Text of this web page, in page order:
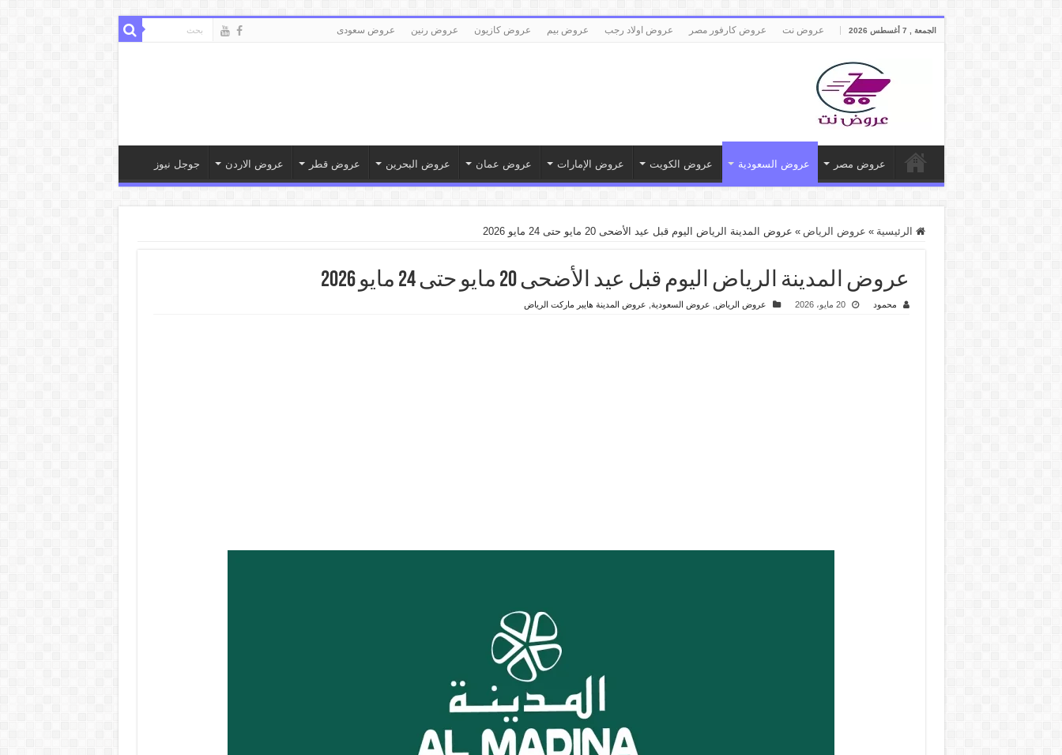
الجمعة , 7 أغسطس 2026 عروض نت عروض كارفور مصر عروض اولاد رجب عروض بيم عروض كازيون عروض رنين عروض سعودى
عروض مصر عروض السعودية عروض الكويت عروض الإمارات عروض عمان عروض البحرين عروض قطر عروض الاردن جوجل نيوز
الرئيسية » عروض الرياض » عروض المدينة الرياض اليوم قبل عيد الأضحى 20 مايو حتى 24 مايو 2026
عروض المدينة الرياض اليوم قبل عيد الأضحى 20 مايو حتى 24 مايو 2026
محمود 20 مايو، 2026 عروض الرياض عروض السعودية عروض المدينة هايبر ماركت الرياض